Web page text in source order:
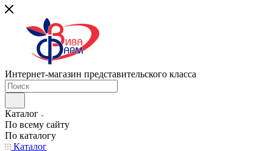
Интернет-магазин представительского класса
Каталог
По всему сайту
По каталогу
Каталог